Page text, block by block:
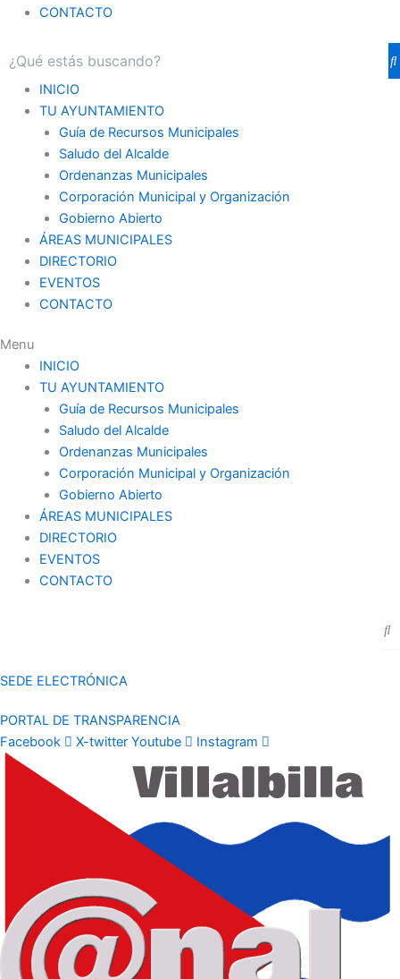
CONTACTO
INICIO
TU AYUNTAMIENTO
Guía de Recursos Municipales
Saludo del Alcalde
Ordenanzas Municipales
Corporación Municipal y Organización
Gobierno Abierto
ÁREAS MUNICIPALES
DIRECTORIO
EVENTOS
CONTACTO
Menu
INICIO
TU AYUNTAMIENTO
Guía de Recursos Municipales
Saludo del Alcalde
Ordenanzas Municipales
Corporación Municipal y Organización
Gobierno Abierto
ÁREAS MUNICIPALES
DIRECTORIO
EVENTOS
CONTACTO
SEDE ELECTRÓNICA
PORTAL DE TRANSPARENCIA
Facebook
X-twitter Youtube Instagram